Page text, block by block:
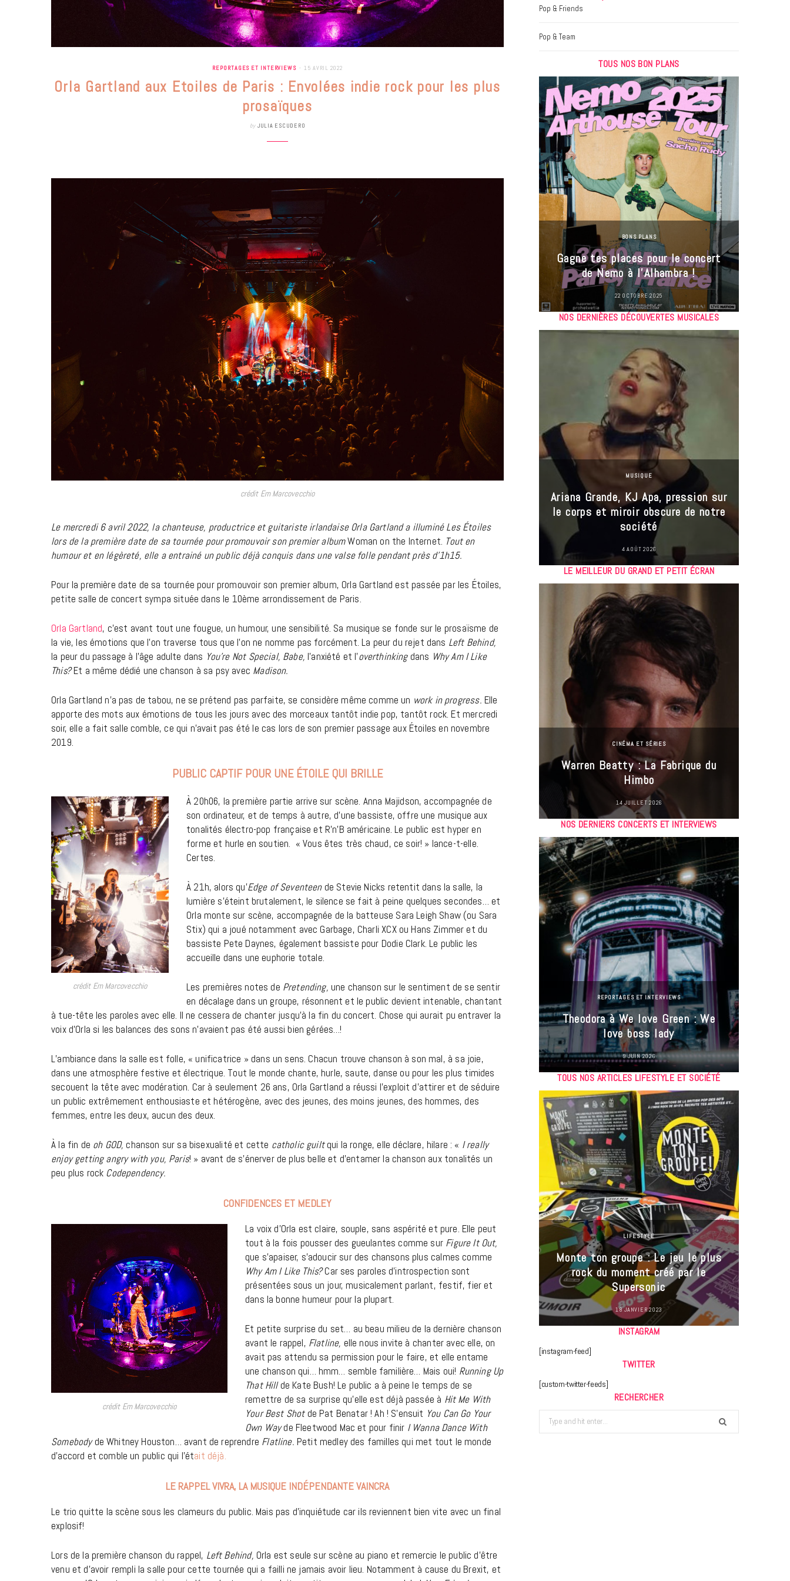
REPORTAGES ET INTERVIEWS 15 AVRIL 2022
Orla Gartland aux Etoiles de Paris : Envolées indie rock pour les plus
prosaïques
by JULIA ESCUDERO
crédit Em Marcovecchio
Le mercredi 6 avril 2022, la chanteuse, productrice et guitariste irlandaise Orla Gartland a illuminé Les Étoiles
lors de la première date de sa tournée pour promouvoir son premier albumWoman on the Internet. Tout en
humour et en légèreté, elle a entrainé un public déjà conquis dans une valse folle pendant près d’1h15.
Pour la première date de sa tournée pour promouvoir son premier album, Orla Gartland est passée par les Étoiles,
petite salle de concert sympa située dans le 10ème arrondissement de Paris.
Orla Gartland, c’est avant tout une fougue, un humour, une sensibilité. Sa musique se fonde sur le prosaïsme de
la vie, les émotions que l’on traverse tous que l’on ne nomme pas forcément. La peur du rejet dans Left Behind,
la peur du passage à l’âge adulte dans You’re Not Special, Babe, l’anxiété et l’overthinkingdans Why Am I Like
This?Et a même dédié une chanson à sa psy avec Madison.
Orla Gartland n’a pas de tabou, ne se prétend pas parfaite, se considère même comme un work in progress. Elle
apporte des mots aux émotions de tous les jours avec des morceaux tantôt indie pop, tantôt rock. Et mercredi
soir, elle a fait salle comble, ce qui n’avait pas été le cas lors de son premier passage aux Étoiles en novembre
2019.
PUBLIC CAPTIF POUR UNE ÉTOILE QUI BRILLE
crédit Em Marcovecchio
À 20h06, la première partie arrive sur scène. Anna Majidson, accompagnée de
son ordinateur, et de temps à autre, d’une bassiste, offre une musique aux
tonalités électro-pop française et R’n’B américaine. Le public est hyper en
forme et hurle en soutien. « Vous êtes très chaud, ce soir! » lance-t-elle.
Certes.
À 21h, alors qu’Edge of Seventeen de Stevie Nicks retentit dans la salle, la
lumière s’éteint brutalement, le silence se fait à peine quelques secondes… et
Orla monte sur scène, accompagnée de la batteuse Sara Leigh Shaw (ou Sara
Stix) qui a joué notamment avec Garbage, Charli XCX ou Hans Zimmer et du
bassiste Pete Daynes, également bassiste pour Dodie Clark. Le public les
accueille dans une euphorie totale.
Les premières notes de Pretending, une chanson sur le sentiment de se sentir
en décalage dans un groupe, résonnent et le public devient intenable, chantant
à tue-tête les paroles avec elle. Il ne cessera de chanter jusqu’à la fin du concert. Chose qui aurait pu entraver la
voix d’Orla si les balances des sons n’avaient pas été aussi bien gérées…!
L’ambiance dans la salle est folle, « unificatrice » dans un sens. Chacun trouve chanson à son mal, à sa joie,
dans une atmosphère festive et électrique. Tout le monde chante, hurle, saute, danse ou pour les plus timides
secouent la tête avec modération. Car à seulement 26 ans, Orla Gartland a réussi l’exploit d’attirer et de séduire
un public extrêmement enthousiaste et hétérogène, avec des jeunes, des moins jeunes, des hommes, des
femmes, entre les deux, aucun des deux.
À la fin de oh GOD, chanson sur sa bisexualité et cette catholic guiltqui la ronge, elle déclare, hilare : « I really
enjoy getting angry with you, Paris! » avant de s’énerver de plus belle et d’entamer la chanson aux tonalités un
peu plus rock Codependency.
CONFIDENCES ET MEDLEY
crédit Em Marcovecchio
La voix d’Orla est claire, souple, sans aspérité et pure. Elle peut
tout à la fois pousser des gueulantes comme sur Figure It Out,
que s’apaiser, s’adoucir sur des chansons plus calmes comme
Why Am I Like This?Car ses paroles d’introspection sont
présentées sous un jour, musicalement parlant, festif, fier et
dans la bonne humeur pour la plupart.
Et petite surprise du set… au beau milieu de la dernière chanson
avant le rappel, Flatline, elle nous invite à chanter avec elle, on
avait pas attendu sa permission pour le faire, et elle entame
une chanson qui… hmm… semble familière… Mais oui! Running Up
That Hillde Kate Bush! Le public a à peine le temps de se
remettre de sa surprise qu’elle est déjà passée à Hit Me With
Your Best Shot de Pat Benatar ! Ah ! S’ensuit You Can Go Your
Own Wayde Fleetwood Mac et pour finir I Wanna Dance With
Somebodyde Whitney Houston… avant de reprendre Flatline. Petit medley des familles qui met tout le monde
d’accord et comble un public qui l’était déjà.
LE RAPPEL VIVRA, LA MUSIQUE INDÉPENDANTE VAINCRA
Le trio quitte la scène sous les clameurs du public. Mais pas d’inquiétude car ils reviennent bien vite avec un final
explosif!
Lors de la première chanson du rappel, Left Behind, Orla est seule sur scène au piano et remercie le public d’être
venu et d’avoir rempli la salle pour cette tournée qui a failli ne jamais avoir lieu. Notamment à cause du Brexit, et
Pop & Friends
Pop & Team
TOUS NOS BON PLANS
Les Eclatantes : une soirée entre
concerts, expos, kart, aéroplume…
BONS PLANS
Gagne tes places pour le concert
de Nemo à l’Alhambra !
22 OCTOBRE 2025
NOS DERNIÈRES DÉCOUVERTES MUSICALES
dévoile « Beaches In Tennessee »
MUSIQUE
Ariana Grande, KJ Apa, pression sur
le corps et miroir obscure de notre
société
4 AOÛT 2026
LE MEILLEUR DU GRAND ET PETIT ÉCRAN
Disclosure Day : le retour en grâce
9 JUIN 2026
CINÉMA ET SÉRIES
Warren Beatty : La Fabrique du
Himbo
14 JUILLET 2026
NOS DERNIERS CONCERTS ET INTERVIEWS
REPORTAGES ET INTERVIEWS
We Love Green se met au vert sur
7 JUIN 2026
REPORTAGES ET INTERVIEWS
Theodora à We love Green : We
love boss lady
9 JUIN 2026
TOUS NOS ARTICLES LIFESTYLE ET SOCIÉTÉ
Gainsbourg, toute une vie :
documentaire plus Ginsburg que
Gainsbarre à ne pas manquer sur
France 3
LIFESTYLE
Monte ton groupe : Le jeu le plus
rock du moment créé par le
Supersonic
18 JANVIER 2023
INSTAGRAM
[instagram-feed]
TWITTER
[custom-twitter-feeds]
RECHERCHER
Search
for: